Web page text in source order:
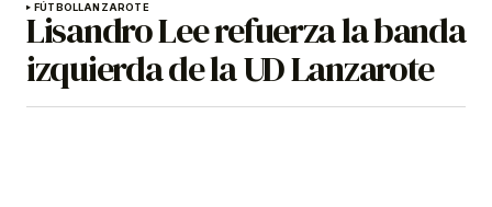
FÚTBOLLANZAROTE
Lisandro Lee refuerza la banda
izquierda de la UD Lanzarote